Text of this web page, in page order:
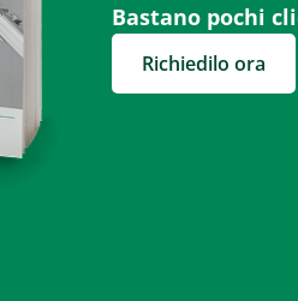
Bastano pochi
Richiedilo ora